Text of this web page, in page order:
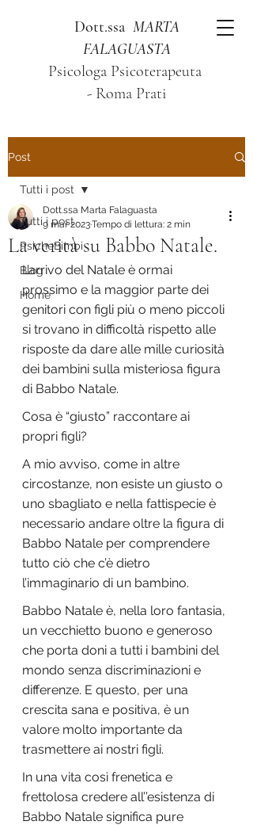
Dott.ssa MARTA
FALAGUASTA
Psicologa Psicoterapeuta
- Roma Prati
Post
Tutti i post
PsicheBimbi
Blog
Home
Tutti i post
La verità su Babbo Natale.
Dott.ssa Marta Falaguasta
9 mar 2023Tempo di lettura: 2 min
L’arrivo del Natale è ormai
prossimo e la maggior parte dei
genitori con figli più o meno piccoli
si trovano in difficoltà rispetto alle
risposte da dare alle mille curiosità
dei bambini sulla misteriosa figura
di Babbo Natale.
Cosa è “giusto” raccontare ai
propri figli?
A mio avviso, come in altre
circostanze, non esiste un giusto o
uno sbagliato e nella fattispecie è
necessario andare oltre la figura di
Babbo Natale per comprendere
tutto ciò che c’è dietro
l’immaginario di un bambino.
Babbo Natale è, nella loro fantasia,
un vecchietto buono e generoso
che porta doni a tutti i bambini del
mondo senza discriminazioni e
differenze. E questo, per una
crescita sana e positiva, è un
valore molto importante da
trasmettere ai nostri figli.
In una vita così frenetica e
frettolosa credere all’’esistenza di
Babbo Natale significa pure